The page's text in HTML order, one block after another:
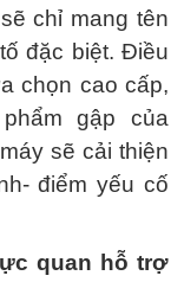
chỉ mang tên
đặc biệt. Điều
chọn cao cấp,
gập của
sẽ cải thiện
điểm yếu cố
quan hỗ trợ